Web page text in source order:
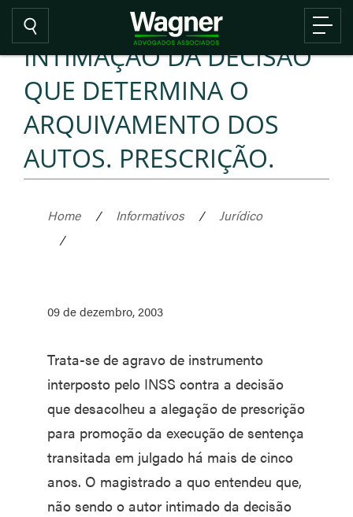
INTIMAÇÃO DA DECISÃO
QUE DETERMINA O
ARQUIVAMENTO DOS
AUTOS. PRESCRIÇÃO.
Home / Informativos /
Jurídico
/
09 de dezembro, 2003
Trata-se de agravo de instrumento
interposto pelo INSS contra a decisão
que desacolheu a alegação de prescrição
para promoção da execução de sentença
transitada em julgado há mais de cinco
anos. O magistrado a quo entendeu que,
não sendo o autor intimado da decisão